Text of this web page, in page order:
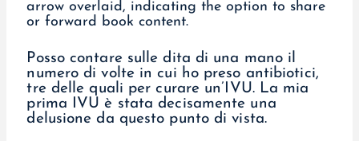
Posso contare sulle dita di una mano il
numero di volte in cui ho preso antibiotici,
tre delle quali per curare un’IVU. La mia
prima IVU è stata decisamente una
delusione da questo punto di vista.